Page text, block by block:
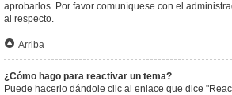
aprobarlos. Por favor comuníquese con el
al respecto.
Arriba
¿Cómo hago para reactivar un tema?
Puede hacerlo dándole clic al enlace que dice